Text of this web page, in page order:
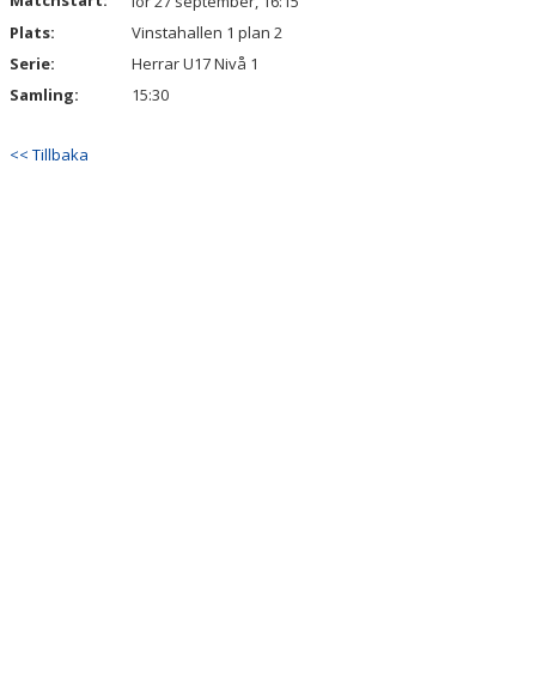
Plats:
Vinstahallen 1 plan 2
Serie:
Herrar U17 Nivå 1
Samling:
15:30
<< Tillbaka